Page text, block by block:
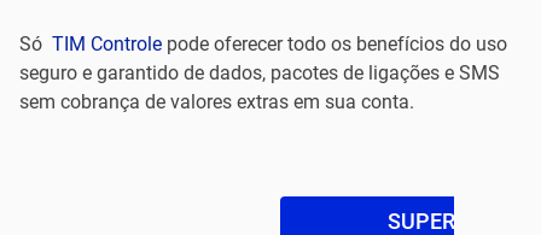
Só TIM Controle pode oferecer todo os benefícios do uso
seguro e garantido de dados, pacotes de ligações e SMS
sem cobrança de valores extras em sua conta.
SUPER OFERTA